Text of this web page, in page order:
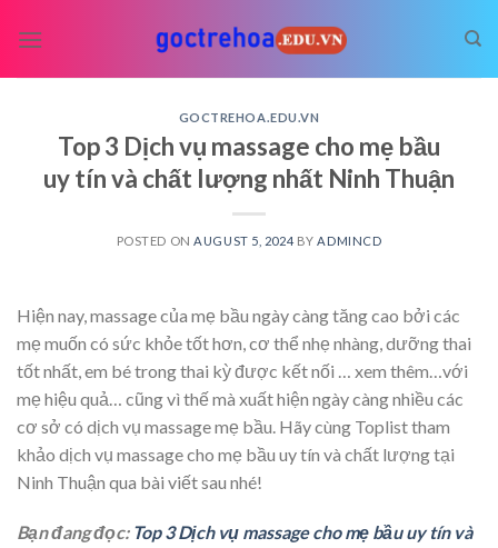
GOCTREHOA.EDU.VN
Top 3 Dịch vụ massage cho mẹ bầu
uy tín và chất lượng nhất Ninh Thuận
POSTED ON AUGUST 5, 2024 BY ADMINCD
Hiện nay, massage của mẹ bầu ngày càng tăng cao bởi các
mẹ muốn có sức khỏe tốt hơn, cơ thể nhẹ nhàng, dưỡng thai
tốt nhất, em bé trong thai kỳ được kết nối
… xem thêm… với
mẹ hiệu quả… cũng vì thế mà xuất hiện ngày càng nhiều các
cơ sở có dịch vụ massage mẹ bầu. Hãy cùng Toplist tham
khảo dịch vụ massage cho mẹ bầu uy tín và chất lượng tại
Ninh Thuận qua bài viết sau nhé!
Bạn đang đọc: Top 3 Dịch vụ massage cho mẹ bầu uy tín và